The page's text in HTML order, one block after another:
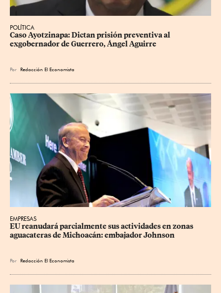
POLÍTICA
Caso Ayotzinapa: Dictan prisión preventiva al
exgobernador de Guerrero, Ángel Aguirre
Por Redacción El Economista
EMPRESAS
EU reanudará parcialmente sus actividades en zonas
aguacateras de Michoacán: embajador Johnson
Por Redacción El Economista